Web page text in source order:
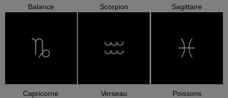
Balance Scorpion Sagittaire
Capricorne Verseau Poissons